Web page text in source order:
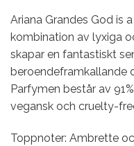
Ariana Grandes God is
kombination av lyxiga
skapar en fantastiskt
beroendeframkallande
Parfymen består av
vegansk och cruelty-
Toppnoter: Ambrette